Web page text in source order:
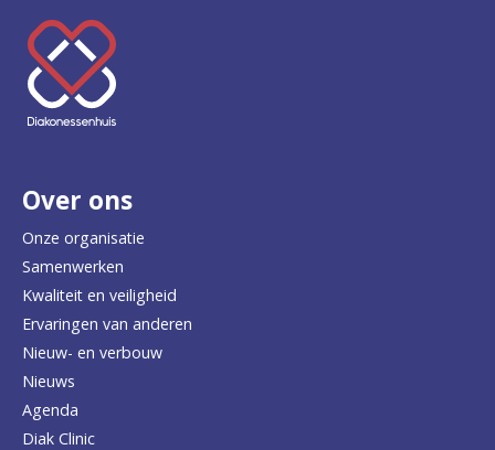
K
e
e
t
e
r
u
g
n
a
Over ons
Onze organisatie
Samenwerken
Kwaliteit en veiligheid
Ervaringen van anderen
Nieuw- en verbouw
Nieuws
Agenda
Diak Clinic